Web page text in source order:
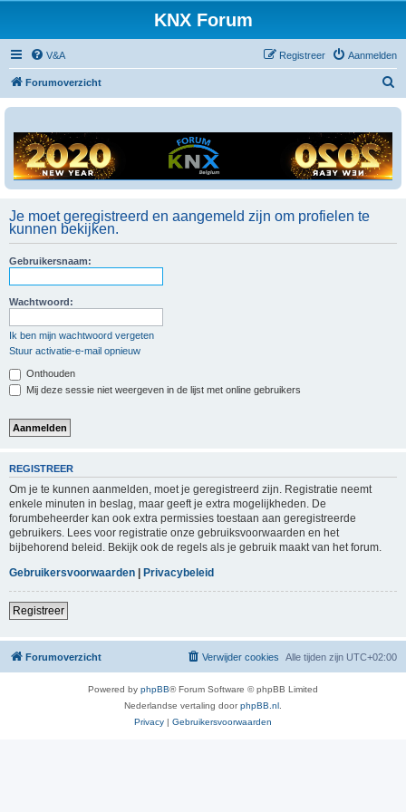
KNX Forum
V&A Aanmelden
Registreer
Forumoverzicht
Je moet geregistreerd en aangemeld zijn om profielen te
kunnen bekijken.
Gebruikersnaam:
Wachtwoord:
Ik ben mijn wachtwoord vergeten
Stuur activatie-e-mail opnieuw
Onthouden
Mij deze sessie niet weergeven in de lijst met online gebruikers
REGISTREER
Om je te kunnen aanmelden, moet je geregistreerd zijn. Registratie neemt
enkele minuten in beslag, maar geeft je extra mogelijkheden. De
forumbeheerder kan ook extra permissies toestaan aan geregistreerde
gebruikers. Lees voor registratie onze gebruiksvoorwaarden en het
bijbehorend beleid. Bekijk ook de regels als je gebruik maakt van het forum.
Gebruikersvoorwaarden
Privacybeleid
Registreer
Forumoverzicht Alle tijden zijn UTC+02:00
Verwijder cookies
Powered by phpBB® Forum Software © phpBB Limited
Nederlandse vertaling doorphpBB.nl
Privacy | Gebruikersvoorwaarden